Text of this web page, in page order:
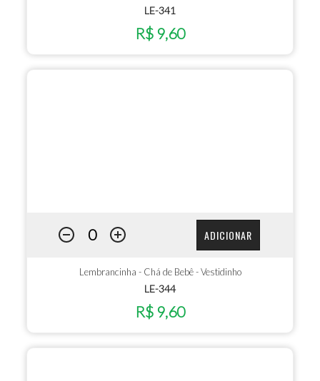
LE-341
R$ 9,60
ADICIONAR
Lembrancinha - Chá de Bebê - Vestidinho
LE-344
R$ 9,60